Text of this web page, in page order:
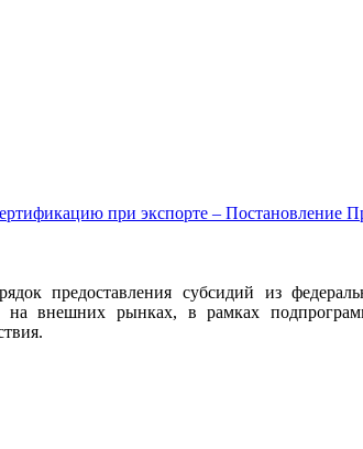
при экспорте – Постановление
предоставления субсидий из
на внешних рынках, в рамках